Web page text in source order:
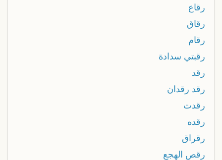
رقاع
رقاق
رقام
رقبتي سدادة
رقد
رقد رقدان
رقدت
رقده
رقراق
رقص الهجع